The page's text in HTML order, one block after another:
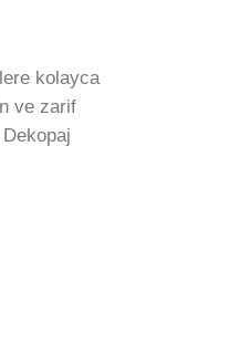
kolayca
ve zarif